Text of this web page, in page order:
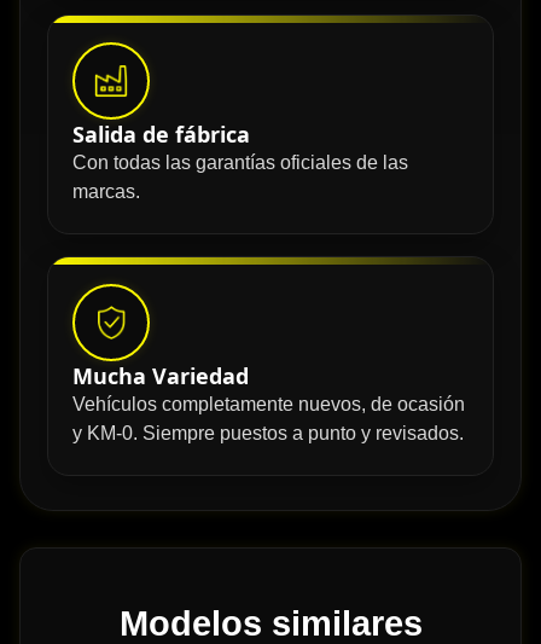
Salida de fábrica
Con todas las garantías oficiales de las
marcas.
Mucha Variedad
Vehículos completamente nuevos, de ocasión
y KM-0. Siempre puestos a punto y revisados.
Modelos similares